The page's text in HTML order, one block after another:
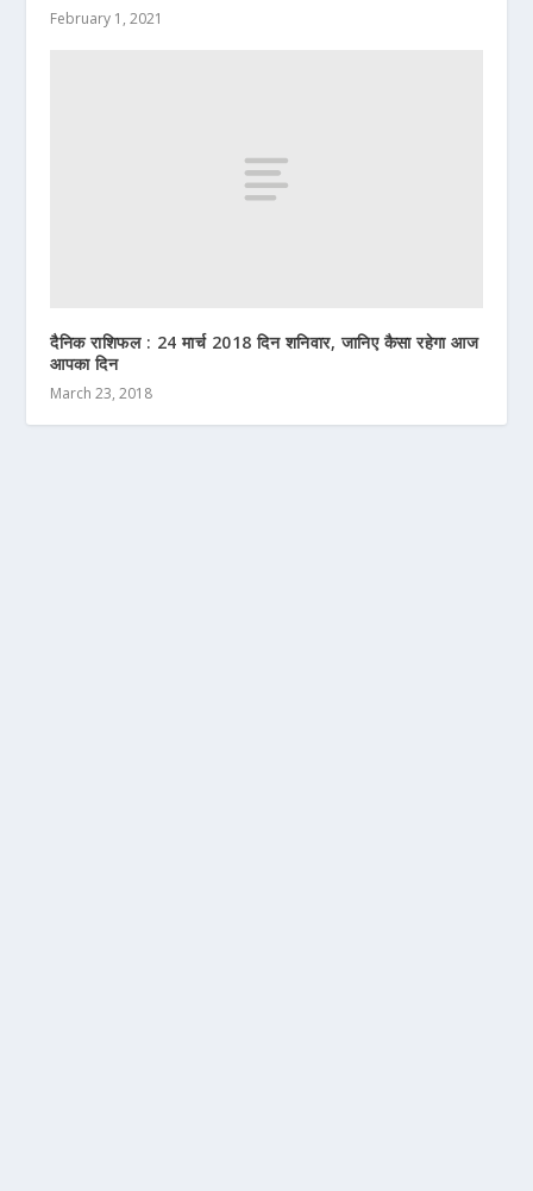
February 1, 2021
दैनिक राशिफल : 24 मार्च 2018 दिन शनिवार, जानिए कैसा रहेगा आज
आपका दिन
March 23, 2018